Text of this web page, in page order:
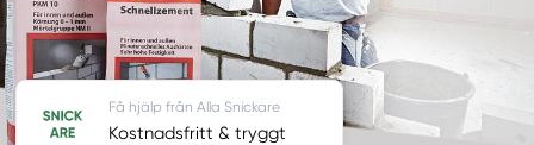
Få hjälp från Alla Snickare
Kostnadsfritt & tryggt